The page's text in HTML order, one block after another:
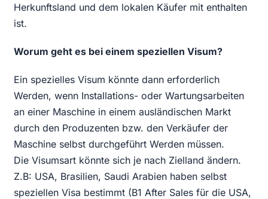
Herkunftsland und dem lokalen Käufer mit enthalten
ist.
Worum geht es bei einem speziellen Visum?
Ein spezielles Visum könnte dann erforderlich
Werden, wenn Installations- oder Wartungsarbeiten
an einer Maschine in einem ausländischen Markt
durch den Produzenten bzw. den Verkäufer der
Maschine selbst durchgeführt Werden müssen.
Die Visumsart könnte sich je nach Zielland ändern.
Z.B: USA, Brasilien, Saudi Arabien haben selbst
speziellen Visa bestimmt (B1 After Sales für die USA,